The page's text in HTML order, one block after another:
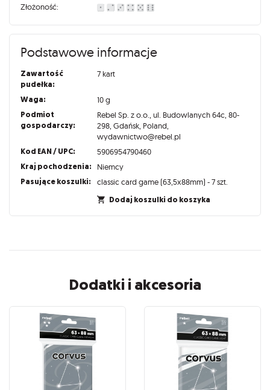
Złożoność:
Podstawowe informacje
Zawartość
pudełka:
7 kart
Waga: 10 g
Podmiot
gospodarczy:
Rebel Sp. z o.o., ul. Budowlanych 64c, 80-
298, Gdańsk, Poland,
wydawnictwo@rebel.pl
Kod EAN / UPC: 5906954790460
Kraj pochodzenia: Niemcy
Pasujące koszulki: classic card game (63,5x88mm) - 7 szt.
Dodaj koszulki do koszyka
Dodatki i akcesoria